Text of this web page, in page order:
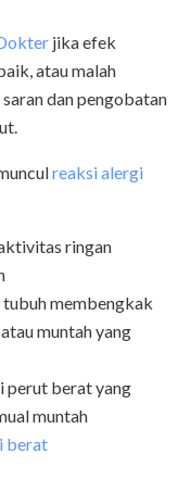
jika efek
atau malah
dan pengobatan
reaksi alergi
ringan
membengkak
muntah yang
perut berat yang
muntah
berat